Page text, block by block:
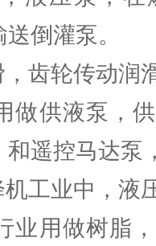
倒灌泵。
齿轮传动润
做供液泵，
遥控马达泵
工业中，液
业用做树脂